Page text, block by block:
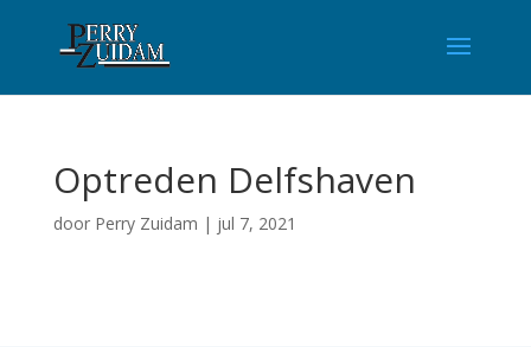
Optreden Delfshaven
door Perry Zuidam | jul 7, 2021